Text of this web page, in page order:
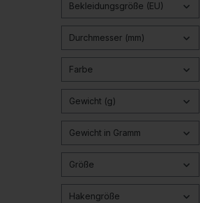
Bekleidungsgröße (EU)
Durchmesser (mm)
Farbe
Gewicht (g)
Gewicht in Gramm
Größe
Hakengröße